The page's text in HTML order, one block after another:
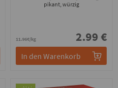
pikant, würzig
11.96€/kg 2.99 €
In den Warenkorb